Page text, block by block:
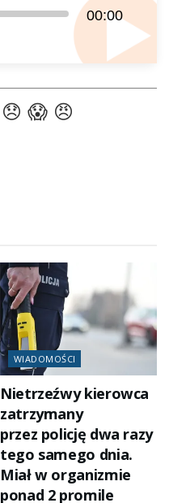
00:00
WIADOMOŚCI
Nietrzeźwy kierowca
zatrzymany
przez policję dwa razy
tego samego dnia.
Miał w organizmie
ponad 2 promile